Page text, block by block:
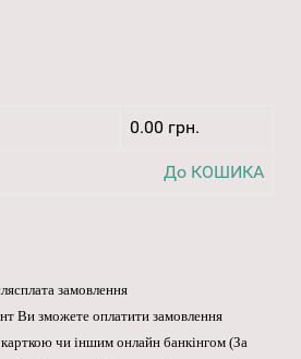
0.00 грн.
До КОШИКА
замовлення
Ви зможете оплатити замовлення
чи іншим онлайн банкінгом (За